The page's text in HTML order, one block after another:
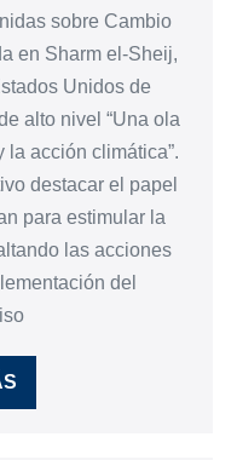
sobre Cambio
en Sharm el-Sheij,
Unidos de
alto nivel “Una ola
la acción climática”.
destacar el papel
para estimular la
las acciones
del